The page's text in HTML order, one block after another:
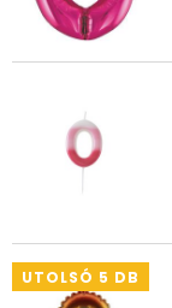
UTOLSÓ 5 DB